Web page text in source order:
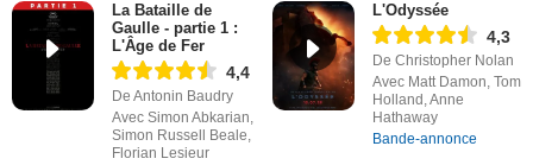
La Bataille de
Gaulle - partie 1 :
L'Âge de Fer
4,4
De Antonin Baudry
Avec Simon Abkarian,
Simon Russell Beale,
Florian Lesieur
L'Odyssée
4,3
De Christopher Nolan
Avec Matt Damon, Tom
Holland, Anne
Hathaway
Bande-annonce